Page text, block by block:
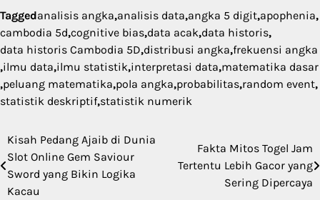
Taggedanalisis angka,analisis data,angka 5 digit,apophenia,
cambodia 5d,cognitive bias,data acak,data historis,
data historis Cambodia 5D,distribusi angka,frekuensi angka
,ilmu data,ilmu statistik,interpretasi data,matematika dasar
,peluang matematika,pola angka,probabilitas,random event,
statistik deskriptif,statistik numerik
Post
navigation
Kisah Pedang Ajaib di Dunia
Slot Online Gem Saviour
Sword yang Bikin Logika
Kacau
Fakta Mitos Togel Jam
Tertentu Lebih Gacor yang
Sering Dipercaya